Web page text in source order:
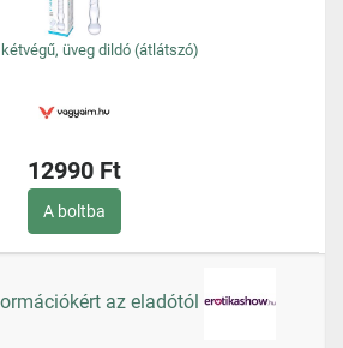
kétvégű, üveg dildó (átlátszó)
12990 Ft
A boltba
az eladótól